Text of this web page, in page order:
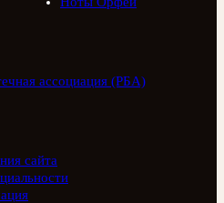
ассоциация (РБА)
сайта